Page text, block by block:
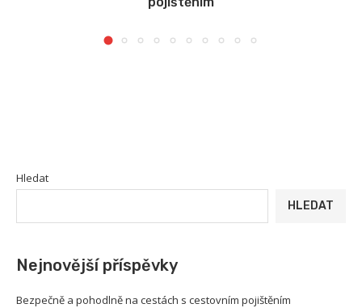
Hledat
HLEDAT
Nejnovější příspěvky
Bezpečně a pohodlně na cestách s cestovním pojištěním